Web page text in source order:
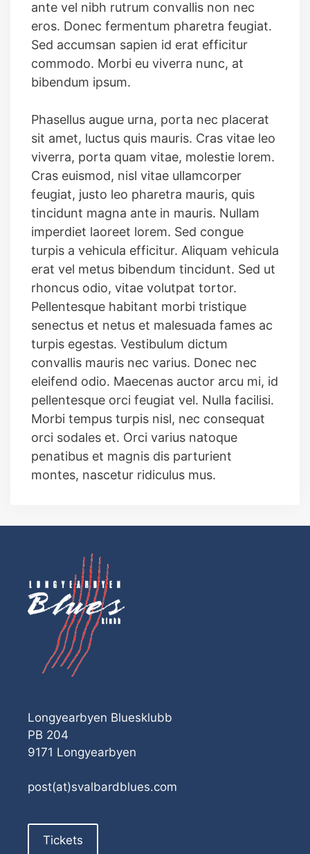
ante vel nibh rutrum convallis non nec
eros. Donec fermentum pharetra feugiat.
Sed accumsan sapien id erat efficitur
commodo. Morbi eu viverra nunc, at
bibendum ipsum.
Phasellus augue urna, porta nec placerat
sit amet, luctus quis mauris. Cras vitae leo
viverra, porta quam vitae, molestie lorem.
Cras euismod, nisl vitae ullamcorper
feugiat, justo leo pharetra mauris, quis
tincidunt magna ante in mauris. Nullam
imperdiet laoreet lorem. Sed congue
turpis a vehicula efficitur. Aliquam vehicula
erat vel metus bibendum tincidunt. Sed ut
rhoncus odio, vitae volutpat tortor.
Pellentesque habitant morbi tristique
senectus et netus et malesuada fames ac
turpis egestas. Vestibulum dictum
convallis mauris nec varius. Donec nec
eleifend odio. Maecenas auctor arcu mi, id
pellentesque orci feugiat vel. Nulla facilisi.
Morbi tempus turpis nisl, nec consequat
orci sodales et. Orci varius natoque
penatibus et magnis dis parturient
montes, nascetur ridiculus mus.
Longyearbyen Bluesklubb
PB 204
9171 Longyearbyen
post(at)svalbardblues.com
Tickets